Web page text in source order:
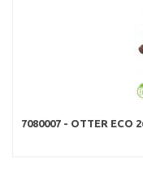
7080007 - OTTER ECO